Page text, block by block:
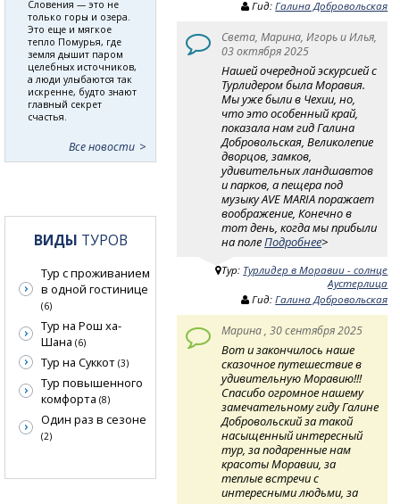
Гид:Галина Добровольская
Света, Марина, Игорь и Илья,
03 октября 2025
Нашей очередной эскурсией с
Турлидером была Моравия.
Мы уже были в Чехии, но,
что это особенный край,
показала нам гид Галина
Добровольская, Великолепие
дворцов, замков,
удивительных ландшавтов
и парков, а пещера под
музыку AVE MARIA поражает
воображение, Конечно в
тот день, когда мы прибыли
на полеПодробнее>
Тур: Турлидер в Моравии - солнце
Аустерлица
Гид:Галина Добровольская
Марина , 30 сентября 2025
Вот и закончилось наше
сказочное путешествие в
удивительную Моравию!!!
Спасибо огромное нашему
замечательному гиду Галине
Добровольский за такой
насыщенный интересный
тур, за подаренные нам
красоты Моравии, за
теплые встречи с
интересными людьми, за
Словения — это не
только горы и озера.
Это еще и мягкое
тепло Помурья, где
земля дышит паром
целебных источников,
а люди улыбаются так
искренне, будто знают
главный секрет
счастья.
Все новости
ВИДЫ ТУРОВ
Тур с проживанием
в одной гостинице
(6)
Тур на Рош ха-
Шана (6)
Тур на Суккот (3)
Тур повышенного
комфорта (8)
Один раз в сезоне
(2)